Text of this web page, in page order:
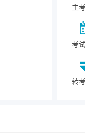
主
考
转